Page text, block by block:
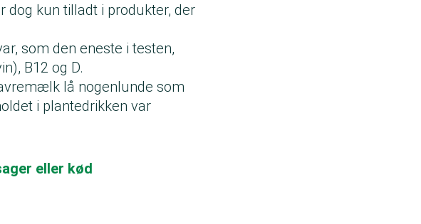
dog kun tilladt i produkter, der
som den eneste i testen,
B12 og D.
lå nogenlunde som
i plantedrikken var
eller kød